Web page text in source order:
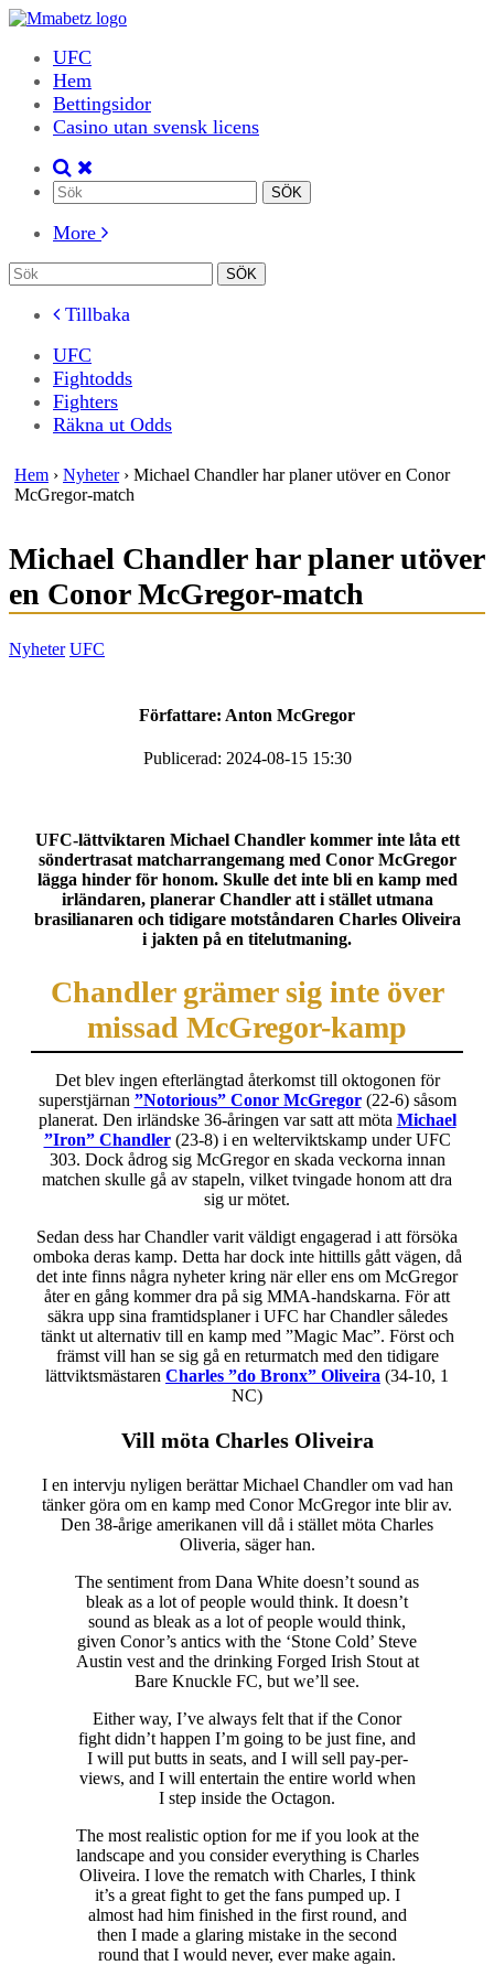
UFC
Hem
Bettingsidor
Casino utan svensk licens
More
Tillbaka
UFC
Fightodds
Fighters
Räkna ut Odds
Hem › Nyheter› Michael Chandler har planer utöver en Conor
McGregor-match
Michael Chandler har planer utöver
en Conor McGregor-match
Nyheter UFC
Författare: Anton McGregor
Publicerad: 2024-08-15 15:30
UFC-lättviktaren Michael Chandler kommer inte låta ett
söndertrasat matcharrangemang med Conor McGregor
lägga hinder för honom. Skulle det inte bli en kamp med
irländaren, planerar Chandler att i stället utmana
brasilianaren och tidigare motståndaren Charles Oliveira
i jakten på en titelutmaning.
Chandler grämer sig inte över
missad McGregor-kamp
Det blev ingen efterlängtad återkomst till oktogonen för
superstjärnan ”Notorious” Conor McGregor(22-6) såsom
planerat. Den irländske 36-åringen var satt att möta Michael
”Iron” Chandler(23-8) i en welterviktskamp under UFC
303. Dock ådrog sig McGregor en skada veckorna innan
matchen skulle gå av stapeln, vilket tvingade honom att dra
sig ur mötet.
Sedan dess har Chandler varit väldigt engagerad i att försöka
omboka deras kamp. Detta har dock inte hittills gått vägen, då
det inte finns några nyheter kring när eller ens om McGregor
åter en gång kommer dra på sig MMA-handskarna. För att
säkra upp sina framtidsplaner i UFC har Chandler således
tänkt ut alternativ till en kamp med ”Magic Mac”. Först och
främst vill han se sig gå en returmatch med den tidigare
lättviktsmästaren Charles ”do Bronx” Oliveira (34-10, 1
NC)
Vill möta Charles Oliveira
I en intervju nyligen berättar Michael Chandler om vad han
tänker göra om en kamp med Conor McGregor inte blir av.
Den 38-årige amerikanen vill då i stället möta Charles
Oliveria, säger han.
The sentiment from Dana White doesn’t sound as
bleak as a lot of people would think. It doesn’t
sound as bleak as a lot of people would think,
given Conor’s antics with the ‘Stone Cold’ Steve
Austin vest and the drinking Forged Irish Stout at
Bare Knuckle FC, but we’ll see.
Either way, I’ve always felt that if the Conor
fight didn’t happen I’m going to be just fine, and
I will put butts in seats, and I will sell pay-per-
views, and I will entertain the entire world when
I step inside the Octagon.
The most realistic option for me if you look at the
landscape and you consider everything is Charles
Oliveira. I love the rematch with Charles, I think
it’s a great fight to get the fans pumped up. I
almost had him finished in the first round, and
then I made a glaring mistake in the second
round that I would never, ever make again.